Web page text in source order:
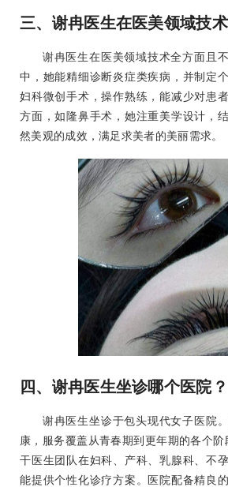
三、谢冉医生在医美领域技
谢冉医生在医美领域技术全方面且
中，她能精细诊断炎症类疾病，并制定
妇科微创手术，操作熟练，能减少对患
方面，如隆鼻手术，她注重美学设计，
然美观的成效，满足求美者的美丽需求。
四、谢冉医生坐诊哪个医院？
谢冉医生坐诊于包头现代女子医院
康，服务覆盖从青春期到更年期的各个阶
干医生团队在妇科、产科、乳腺科、不
能提供个性化诊疗方案。医院配备精良